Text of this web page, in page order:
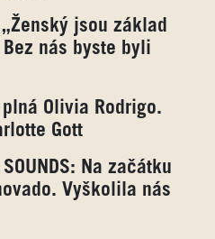
jsou základ
nás byste byli
plná Olivia Rodrigo.
Gott
SOUNDS: Na začátku
Vyškolila nás